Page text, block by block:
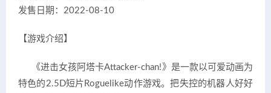
发售日期：2022-08-10
【游戏介绍】
《进击女孩阿塔卡Attacker-chan!》是一款以可爱动画为
特色的2.5D短片Roguelike动作游戏。把失控的机器人好好